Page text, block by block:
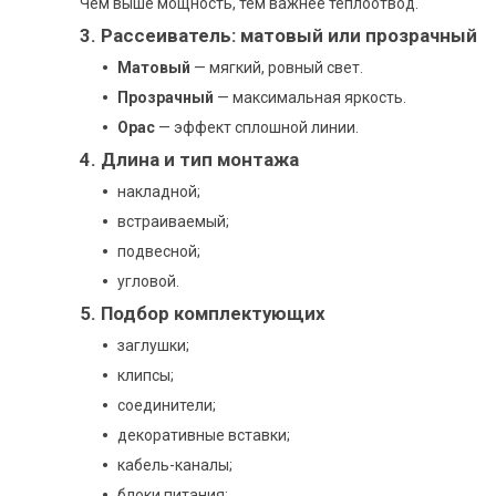
3. Рассеиватель: матовый или прозрачный
Матовый — мягкий, ровный свет.
Прозрачный — максимальная яркость.
Оpac — эффект сплошной линии.
4. Длина и тип монтажа
накладной;
встраиваемый;
подвесной;
угловой.
5. Подбор комплектующих
заглушки;
клипсы;
соединители;
декоративные вставки;
кабель-каналы;